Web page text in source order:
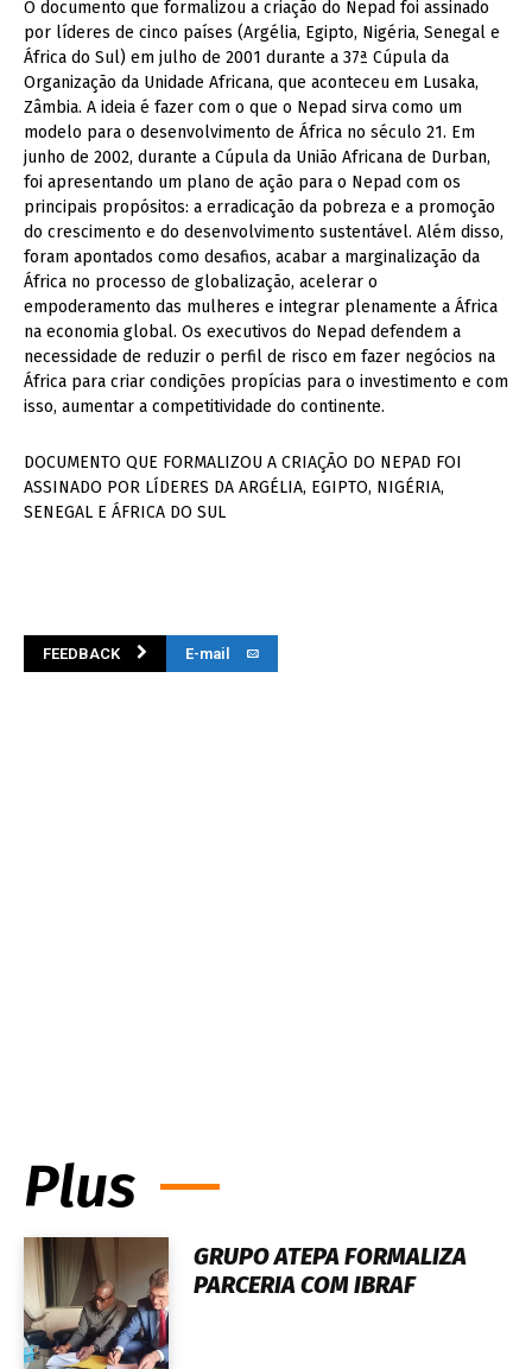
O documento que formalizou a criação do Nepad foi assinado
por líderes de cinco países (Argélia, Egipto, Nigéria, Senegal e
África do Sul) em julho de 2001 durante a 37ª Cúpula da
Organização da Unidade Africana, que aconteceu em Lusaka,
Zâmbia. A ideia é fazer com o que o Nepad sirva como um
modelo para o desenvolvimento de África no século 21. Em
junho de 2002, durante a Cúpula da União Africana de Durban,
foi apresentando um plano de ação para o Nepad com os
principais propósitos: a erradicação da pobreza e a promoção
do crescimento e do desenvolvimento sustentável. Além disso,
foram apontados como desafios, acabar a marginalização da
África no processo de globalização, acelerar o
empoderamento das mulheres e integrar plenamente a África
na economia global. Os executivos do Nepad defendem a
necessidade de reduzir o perfil de risco em fazer negócios na
África para criar condições propícias para o investimento e com
isso, aumentar a competitividade do continente.
DOCUMENTO QUE FORMALIZOU A CRIAÇÃO DO NEPAD FOI
ASSINADO POR LÍDERES DA ARGÉLIA, EGIPTO, NIGÉRIA,
SENEGAL E ÁFRICA DO SUL
FEEDBACK E-mail
Plus
GRUPO ATEPA FORMALIZA
PARCERIA COM IBRAF